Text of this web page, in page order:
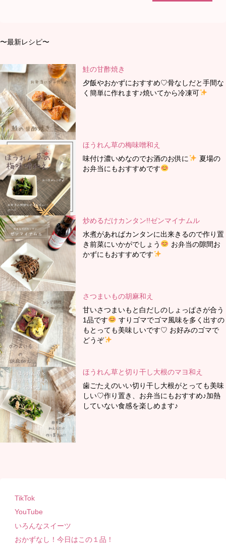
〜最新レシピ〜
鮭の甘酢焼き
夕飯やおかずにおすすめ♡骨なしだと手間な
く簡単に作れます♪焼いてから冷凍可
ほうれん草の梅味噌和え
味付け濃いめなのでお酒のお供に
夏場の
お弁当にもおすすめです
炒めるだけカンタン!!ゼンマイナムル
水煮があればカンタンに出来きるので作り置
き前菜にいかがでしょう
お弁当の隙間お
かずにもおすすめです
さつまいもの胡麻和え
甘いさつまいもと白だしのしょっぱさが合う
1品です
すりゴマでゴマ風味を多く出すの
もとっても美味しいです♡ お好みのゴマで
どうぞ
ほうれん草と切り干し大根のマヨ和え
歯ごたえのいい切り干し大根がとっても美味
しい♡作り置き、お弁当にもおすすめ♪加熱
していない食感を楽しめます♪
TikTok
YouTube
いろんなスイーツ
おかずなし！今日はこの１品！